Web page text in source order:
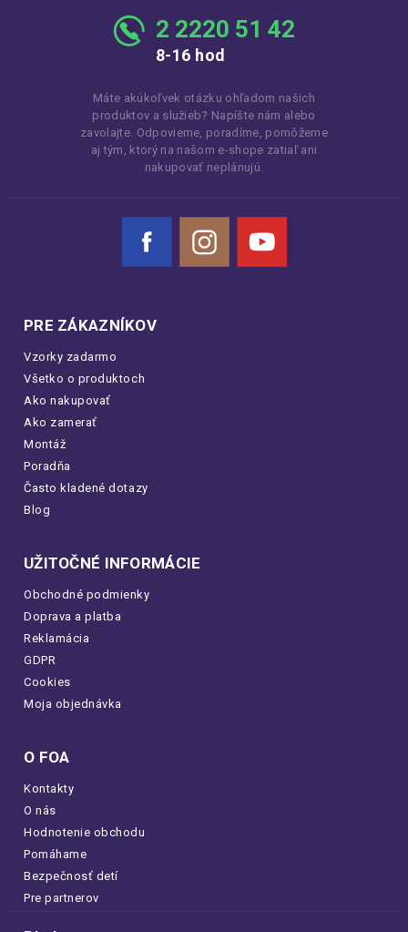
2 2220 51 42
8-16 hod
Máte akúkoľvek otázku ohľadom našich
produktov a služieb? Napíšte nám alebo
zavolajte. Odpovieme, poradíme, pomôžeme
aj tým, ktorý na našom e-shope zatiaľ ani
nakupovať neplánujú.
Facebook Instagram YouTube
PRE ZÁKAZNÍKOV
Vzorky zadarmo
Všetko o produktoch
Ako nakupovať
Ako zamerať
Montáž
Poradňa
Často kladené dotazy
Blog
UŽITOČNÉ INFORMÁCIE
Obchodné podmienky
Doprava a platba
Reklamácia
GDPR
Cookies
Moja objednávka
O FOA
Kontakty
O nás
Hodnotenie obchodu
Pomáhame
Bezpečnosť detí
Pre partnerov